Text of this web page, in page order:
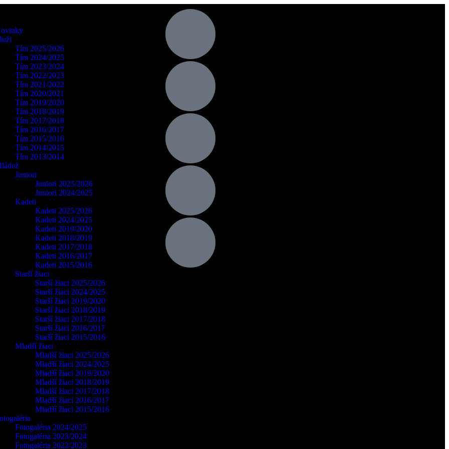
Tím 2025/2026
Tím 2024/2025
Tím 2023/2024
Tím 2022/2023
Tím 2021/2022
Tím 2020/2021
Tím 2019/2020
Tím 2018/2019
Tím 2017/2018
Tím 2016/2017
Tím 2015/2016
Tím 2014/2015
Tím 2013/2014
Juniori
Juniori 2025/2026
Juniori 2024/2025
Kadeti
Kadeti 2025/2026
Kadeti 2024/2025
Kadeti 2019/2020
Kadeti 2018/2019
Kadeti 2017/2018
Kadeti 2016/2017
Kadeti 2015/2016
Starší žiaci
Starší žiaci 2025/2026
Starší žiaci 2024/2025
Starší žiaci 2019/2020
Starší žiaci 2018/2019
Starší žiaci 2017/2018
Starší žiaci 2016/2017
Starší žiaci 2015/2016
Mladší žiaci
Mladší žiaci 2025/2026
Mladší žiaci 2024/2025
Mladší žiaci 2019/2020
Mladší žiaci 2018/2019
Mladší žiaci 2017/2018
Mladší žiaci 2016/2017
Mladší žiaci 2015/2016
Fotogaléria 2024/2025
Fotogaléria 2023/2024
Fotogaléria 2022/2023